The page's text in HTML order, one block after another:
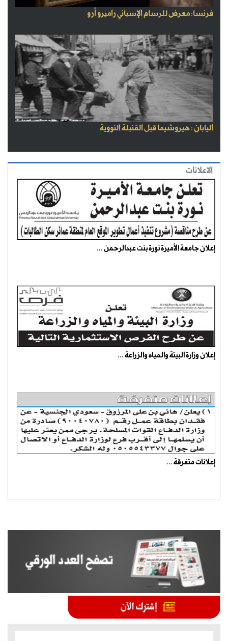
فرنسا: معرض للرسام الإسباني راميرو أرو
اليابان : هيروشيما قبل القنبلة النووية
الاعلانات
إعلان جامعة الأميرة نورة بنت عبدالرحمن ...
إعلان وزارة البيئة والمياه والزراعة ...
إعلانات متفرقة ...